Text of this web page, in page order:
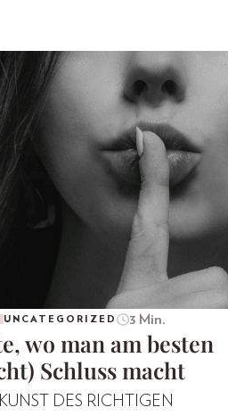
UNCATEGORIZED 3 Min.
wo man am besten
Schluss macht
DES RICHTIGEN